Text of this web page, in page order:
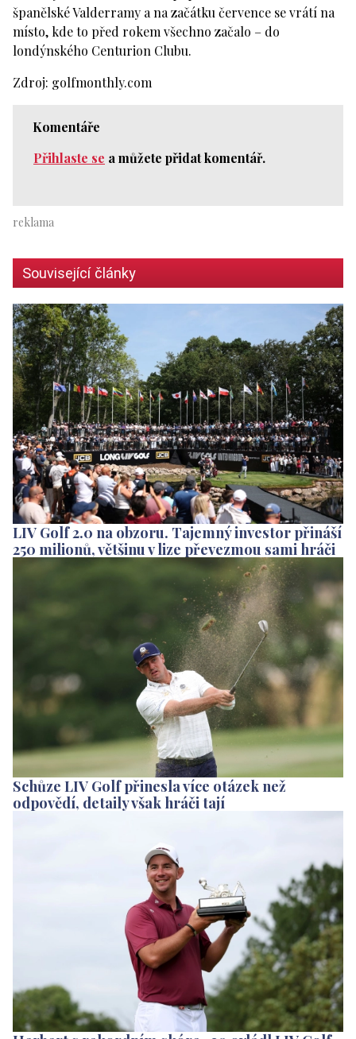
španělské Valderramy a na začátku července se vrátí na
místo, kde to před rokem všechno začalo – do
londýnského Centurion Clubu.
Zdroj: golfmonthly.com
Komentáře
Přihlaste se a můžete přidat komentář.
Související články
LIV Golf 2.0 na obzoru. Tajemný investor přináší
250 milionů, většinu v lize převezmou sami hráči
Schůze LIV Golf přinesla více otázek než
odpovědí, detaily však hráči tají